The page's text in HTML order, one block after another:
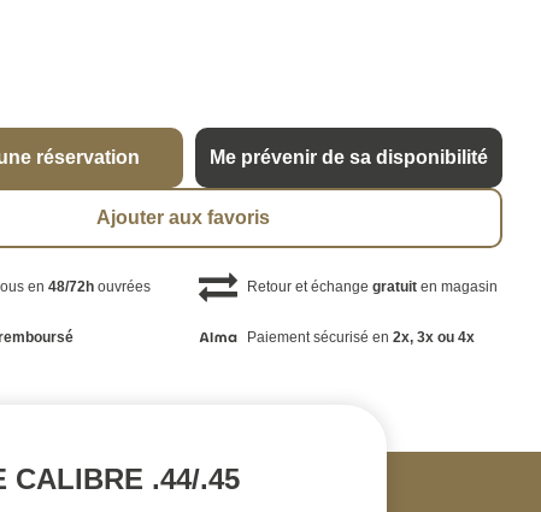
réservation Me prévenir de sa disponibilité
Ajouter aux favoris
en48/72h ouvrées Retour et échange gratuiten magasin
Paiement sécurisé en 2x, 3x ou 4x
CALIBRE .44/.45